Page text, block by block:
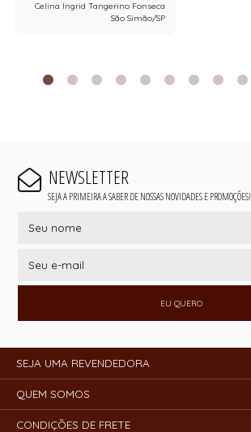
Celina Ingrid Tangerino Fonseca
São Simão/SP
NEWSLETTER
SEJA A PRIMEIRA A SABER DE NOSSAS NOVIDADES E PROMOÇÕES!
EU QUERO
SEJA UMA REVENDEDORA
QUEM SOMOS
CONDIÇÕES DE FRETE